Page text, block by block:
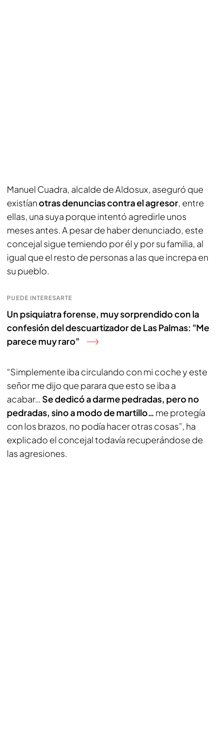
Manuel Cuadra, alcalde de Aldosux, aseguró que
existíanotras denuncias contra el agresor, entre
ellas, una suya porque intentó agredirle unos
meses antes. A pesar de haber denunciado, este
concejal sigue temiendo por él y por su familia, al
igual que el resto de personas a las que increpa en
su pueblo.
PUEDE INTERESARTE
Un psiquiatra forense, muy sorprendido con la
confesión del descuartizador de Las Palmas: "Me
parece muy raro"
“Simplemente iba circulando con mi coche y este
señor me dijo que parara que esto se iba a
acabar… Se dedicó a darme pedradas, pero no
pedradas, sino a modo de martillo… me protegía
con los brazos, no podía hacer otras cosas”, ha
explicado el concejal todavía recuperándose de
las agresiones.